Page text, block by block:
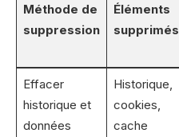
Méthode de
suppression
Éléments
supprimés
Effacer
historique et
données
Historique,
cookies,
cache